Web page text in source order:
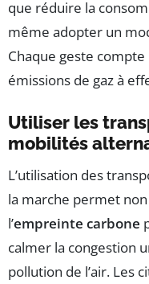
que réduire la
même adopter un
Chaque geste
émissions de gaz à
Utiliser les
mobilités
L’utilisation des
la marche permet
l’empreinte carbone
calmer la congestion
pollution de l’air. Les